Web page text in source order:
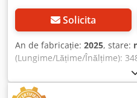
Solicita
An de fabricație: 2025, stare:
(Lungime/Lățime/Înălțime):
5500 kg Dwedpfxev A Hk No
2 kW Presă la rece SOLID